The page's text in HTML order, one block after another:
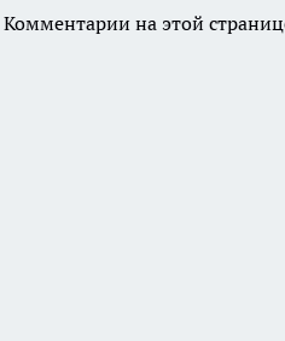
Комментарии на этой